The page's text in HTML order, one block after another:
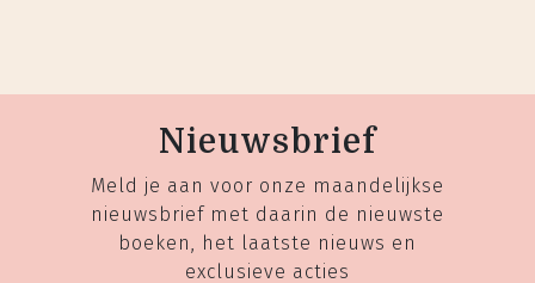
Nieuwsbrief
Meld je aan voor onze maandelijkse
nieuwsbrief met daarin de nieuwste
boeken, het laatste nieuws en
exclusieve acties